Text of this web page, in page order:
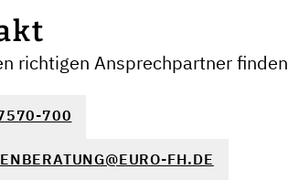
richtigen Ansprechpartner finden
700
FH.DE